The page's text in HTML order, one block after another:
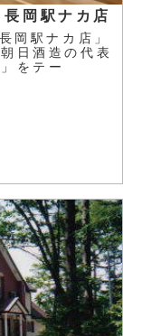
岡駅ナカ店
岡駅ナカ店」
日酒造の代表
をテー